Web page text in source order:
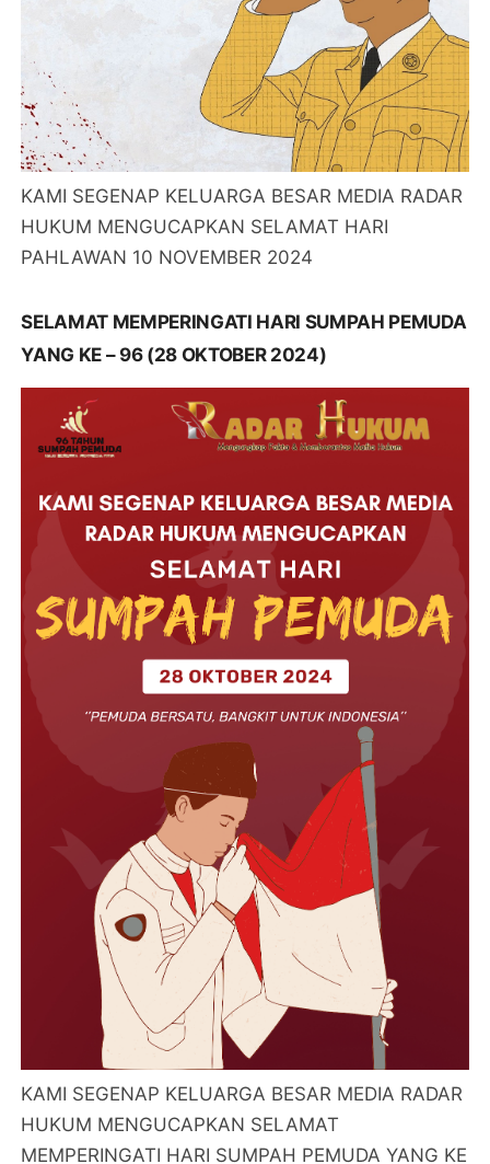
KAMI SEGENAP KELUARGA BESAR MEDIA RADAR
HUKUM MENGUCAPKAN SELAMAT HARI
PAHLAWAN 10 NOVEMBER 2024
SELAMAT MEMPERINGATI HARI SUMPAH PEMUDA
YANG KE – 96 (28 OKTOBER 2024)
KAMI SEGENAP KELUARGA BESAR MEDIA RADAR
HUKUM MENGUCAPKAN SELAMAT
MEMPERINGATI HARI SUMPAH PEMUDA YANG KE